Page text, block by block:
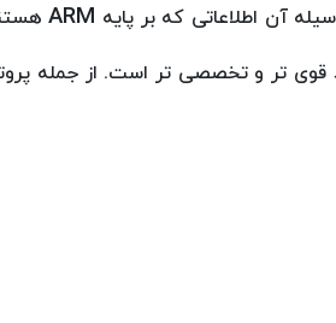
آن اطلاعاتی که بر پایه ARM
تر و تخصصی تر است. از جمله